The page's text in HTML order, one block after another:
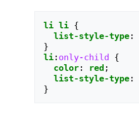
li li {
list-style-type:
}
li: only-child {
color: red ;
list-style-type:
}